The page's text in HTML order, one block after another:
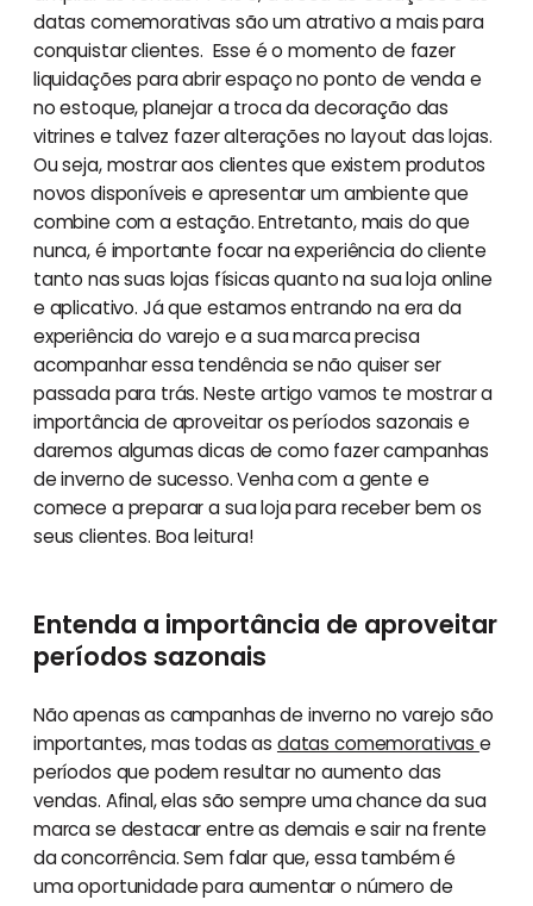
datas comemorativas são um atrativo a mais para
conquistar clientes. Esse é o momento de fazer
liquidações para abrir espaço no ponto de venda e
no estoque, planejar a troca da decoração das
vitrines e talvez fazer alterações no layout das lojas.
Ou seja, mostrar aos clientes que existem produtos
novos disponíveis e apresentar um ambiente que
combine com a estação. Entretanto, mais do que
nunca, é importante focar na experiência do cliente
tanto nas suas lojas físicas quanto na sua loja online
e aplicativo. Já que estamos entrando na era da
experiência do varejo e a sua marca precisa
acompanhar essa tendência se não quiser ser
passada para trás. Neste artigo vamos te mostrar a
importância de aproveitar os períodos sazonais e
daremos algumas dicas de como fazer campanhas
de inverno de sucesso. Venha com a gente e
comece a preparar a sua loja para receber bem os
seus clientes. Boa leitura!
Entenda a importância de aproveitar
períodos sazonais
Não apenas as campanhas de inverno no varejo são
importantes, mas todas as datas comemorativas e
períodos que podem resultar no aumento das
vendas. Afinal, elas são sempre uma chance da sua
marca se destacar entre as demais e sair na frente
da concorrência. Sem falar que, essa também é
uma oportunidade para aumentar o número de